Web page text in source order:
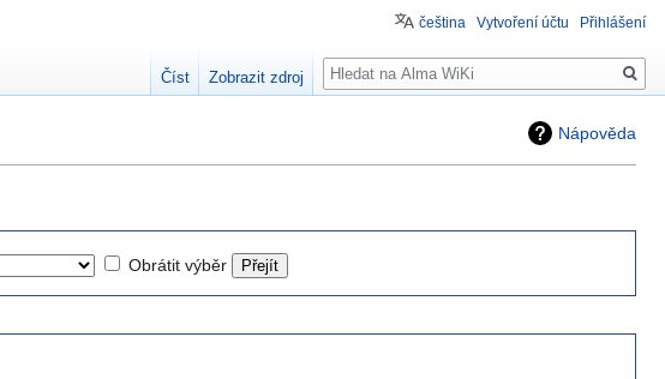
Nápověda
Obrátit výběr
čeština Vytvoření účtu Přihlášení
Číst Zobrazit zdroj
Hledat